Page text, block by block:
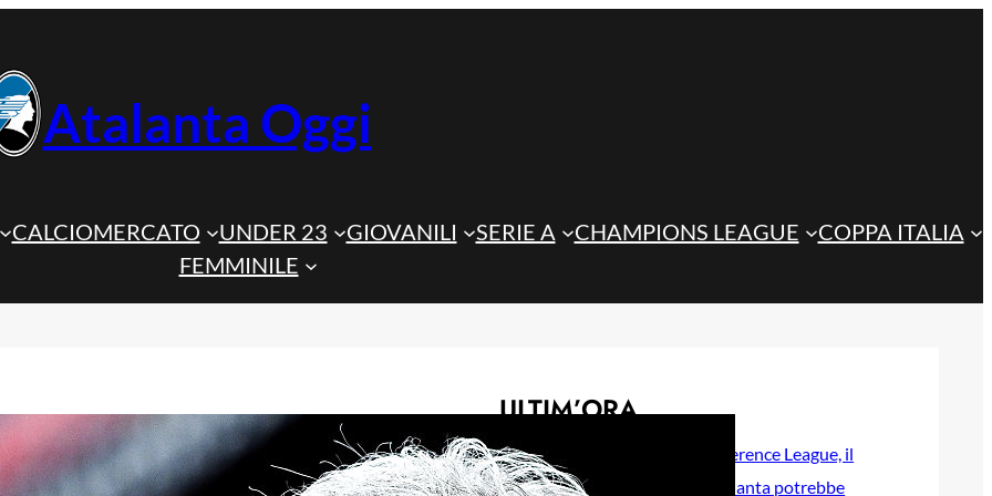
Atalanta Oggi
CALCIOMERCATO UNDER 23 GIOVANILI SERIE A CHAMPIONS LEAGUE
COPPA ITALIA
FEMMINILE
ULTIM’ORA
Playoff di Conference League, il
ritorno dell’Atalanta potrebbe